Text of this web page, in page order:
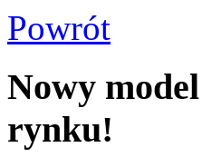
Powrót
Nowy
rynku!